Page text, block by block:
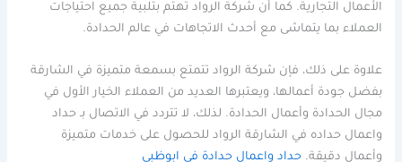
الأعمال التجارية. كما أن شركة الرواد تهتم بتلبية جميع احتياجات
العملاء بما يتماشى مع أحدث الاتجاهات في عالم الحدادة.
علاوة على ذلك، فإن شركة الرواد تتمتع بسمعة متميزة في الشارقة
بفضل جودة أعمالها، ويعتبرها العديد من العملاء الخيار الأول في
مجال الحدادة وأعمال الحدادة. لذلك، لا تتردد في الاتصال بـ حداد
واعمال حداده في الشارقة الرواد للحصول على خدمات متميزة
وأعمال دقيقة.حداد واعمال حدادة في ابوظبي